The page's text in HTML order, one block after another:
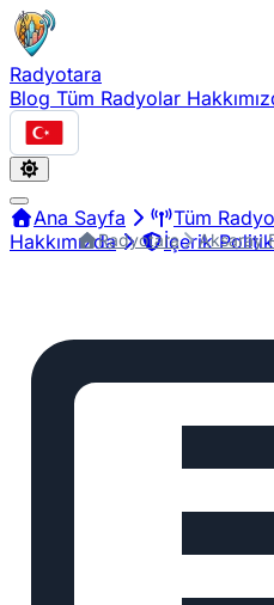
Radyotara
Blog Tüm Radyolar
Türkçe
Ana Sayfa Tüm
Hakkımızda
İçerik
Radyotara Aksaray